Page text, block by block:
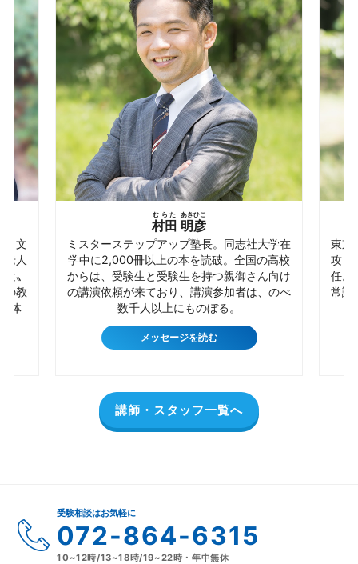
ら文
老人
〟
の教
体
村田
むらた
明彦
あきひこ
ミスターステップアップ塾長。同志社大学在
学中に2,000冊以上の本を読破。全国の高校
からは、受験生と受験生を持つ親御さん向け
の講演依頼が来ており、講演参加者は、のべ
数千人以上にものぼる。
メッセージを読む
東京
攻）
任。
常識
講師・スタッフ一覧へ
受験相談はお気軽に
072-864-6315
10~12時/13~18時/19~22時・年中無休